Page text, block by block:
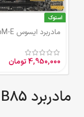
استوک
مادربرد ایسوس B85M-E
4,950,000تومان
مادربرد B85